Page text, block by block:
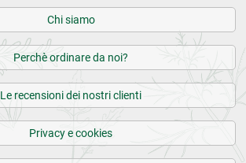
Chi siamo
Perchè ordinare da noi?
Le recensioni dei nostri clienti
Privacy e cookies